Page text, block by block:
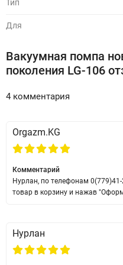
изменения.
Инструкция к вакуумной
Вне зависимости от
помпы имеют общие
- перед использованием и
- запрещено
- при передаче вакуумной
лицу необходимо
веществом;
- хранить при температуре
Тип
Для
Вакуумная помпа
поколения LG-106
4 комментария
Orgazm.KG
Комментарий
Нурлан, по телефонам
товар в корзину и нажав
Нурлан